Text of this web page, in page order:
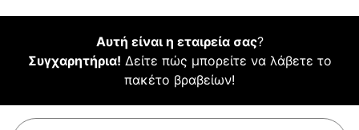
Αυτή είναι η εταιρεία σας?
Συγχαρητήρια! Δείτε πώς μπορείτε να λάβετε το
πακέτο βραβείων!